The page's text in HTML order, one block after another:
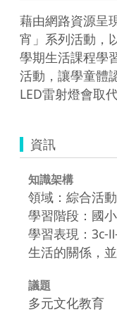
藉由網路資源呈
宵」系列活動，
學期生活課程學
活動，讓學童體
LED雷射燈會取
資訊
知識架構
領域：綜合活動
學習階段：國
學習表現：3c-
生活的關係，
議題
多元文化教育